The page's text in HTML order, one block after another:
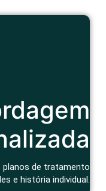
planos de tratamento
e história individual.
que considera seu
geral.